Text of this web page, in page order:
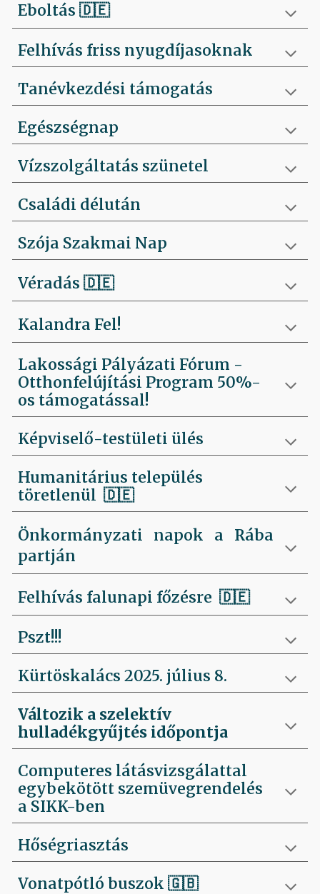
Eboltás🇩🇪
Felhívás friss nyugdíjasoknak
Tanévkezdési támogatás
Egészségnap
Vízszolgáltatás szünetel
Családi délután
Szója Szakmai Nap
Véradás🇩🇪
Kalandra Fel!
Lakossági Pályázati Fórum -
Otthonfelújítási Program 50%-
os támogatással!
Képviselő-testületi ülés
Humanitárius település
töretlenül🇩🇪
Önkormányzati napok a Rába
partján
Felhívás falunapi főzésre🇩🇪
Pszt!!!
Kürtöskalács 2025. július 8.
Változik a szelektív
hulladékgyűjtés időpontja
Computeres látásvizsgálattal
egybekötött szemüvegrendelés
a SIKK-ben
Hőségriasztás
Vonatpótló buszok 🇬🇧